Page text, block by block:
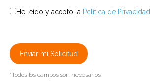
He leído y acepto la Política de Privacidad
*Todos los campos son necesarios